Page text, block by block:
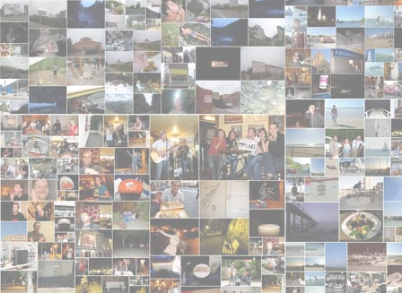
coco- 2009-09-22 11:13:17 - 3/5
je vais ai vu a carcassone vous nous avez bien
Frank criçri sam gui- 2009-09-15 17:13:57 - 4/5
1 petit cou cou de bordeaux bonne éclate à vs 2
lau- 2009-09-06 23:54:30 - 4/5
N'abimez pas tinoup, ce soir : il me le faut vivant
LolA- 2009-08-29 19:51:18
Les paroles de cette chanson sont top !!! j'adr ! ^^
anonyme- 2009-08-20 04:59:06
oh oui ca c'est cool !
Cyril 65- 2009-08-17 23:31:44 - 3/5
bravo les gars,on à pu vous écouter sur la plage
rimes!!!!!!!!!!!!!!!!! :-)X